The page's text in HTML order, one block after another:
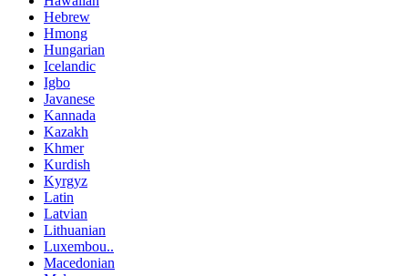
Hebrew
Hmong
Hungarian
Icelandic
Igbo
Javanese
Kannada
Kazakh
Khmer
Kurdish
Kyrgyz
Latin
Latvian
Lithuanian
Luxembou..
Macedonian